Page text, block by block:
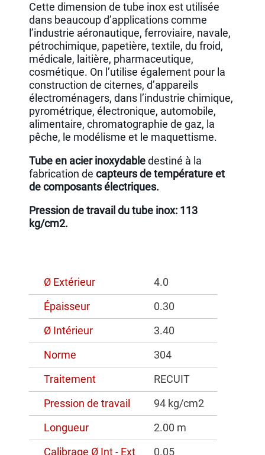
Cette dimension de tube inox est utilisée
dans beaucoup d’applications comme
l’industrie aéronautique, ferroviaire, navale,
pétrochimique, papetière, textile, du froid,
médicale, laitière, pharmaceutique,
cosmétique. On l’utilise également pour la
construction de citernes, d’appareils
électroménagers, dans l’industrie chimique,
pyrométrique, électronique, automobile,
alimentaire, chromatographie de gaz, la
pêche, le modélisme et le maquettisme.
Tube en acier inoxydabledestiné à la
fabrication decapteurs de température et
de composants électriques.
Pression de travail du tube inox: 113
kg/cm2.
Ø Extérieur
4.0
Épaisseur
0.30
Ø Intérieur
3.40
Norme
304
Traitement
RECUIT
Pression de travail
94 kg/cm2
Longueur
2.00 m
Calibrage Ø Int - Ext
0.05